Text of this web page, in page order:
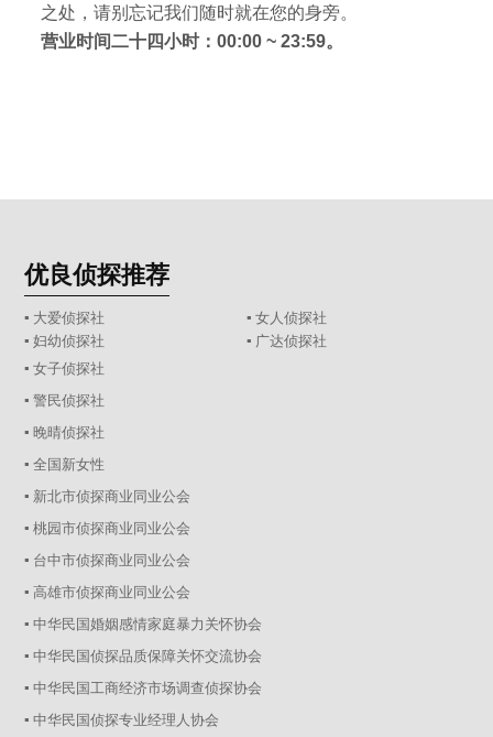
之处，请别忘记我们随时就在您的身旁。
营业时间二十四小时：00:00 ~ 23:59。
优良侦探推荐
▪ 大爱侦探社
▪ 女人侦探社
▪ 妇幼侦探社
▪ 广达侦探社
▪ 女子侦探社
▪ 警民侦探社
▪ 晚晴侦探社
▪ 全国新女性
▪ 新北市侦探商业同业公会
▪ 桃园市侦探商业同业公会
▪ 台中市侦探商业同业公会
▪ 高雄市侦探商业同业公会
▪ 中华民国婚姻感情家庭暴力关怀协会
▪ 中华民国侦探品质保障关怀交流协会
▪ 中华民国工商经济市场调查侦探协会
▪ 中华民国侦探专业经理人协会